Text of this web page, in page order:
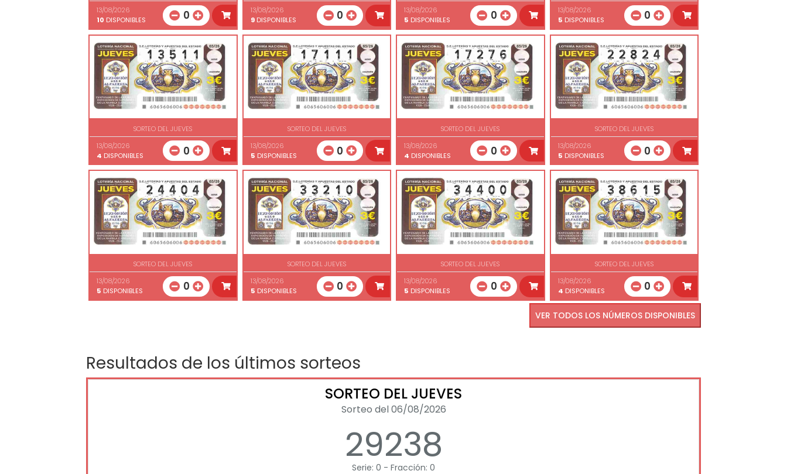
13/08/2026
10 DISPONIBLES 0
13/08/2026
9DISPONIBLES 0
13/08/2026
5 DISPONIBLES 0
13/08/2026
5 DISPONIBLES 0
SORTEO DEL JUEVES
13/08/2026
4 DISPONIBLES 0
SORTEO DEL JUEVES
13/08/2026
5 DISPONIBLES 0
SORTEO DEL JUEVES
13/08/2026
4 DISPONIBLES 0
SORTEO DEL JUEVES
13/08/2026
5 DISPONIBLES 0
SORTEO DEL JUEVES
13/08/2026
5 DISPONIBLES 0
SORTEO DEL JUEVES
13/08/2026
5 DISPONIBLES 0
SORTEO DEL JUEVES
13/08/2026
5 DISPONIBLES 0
SORTEO DEL JUEVES
13/08/2026
4 DISPONIBLES 0
VER TODOS LOS NÚMEROS DISPONIBLES
Resultados de los últimos sorteos
SORTEO DEL JUEVES
Sorteo del 06/08/2026
29238
Serie: 0 - Fracción: 0